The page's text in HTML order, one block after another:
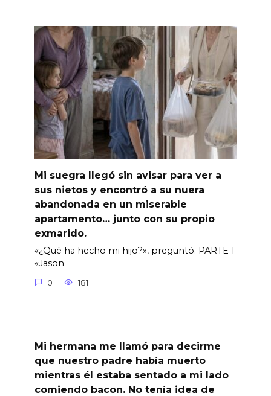
Mi suegra llegó sin avisar para ver a
sus nietos y encontró a su nuera
abandonada en un miserable
apartamento… junto con su propio
exmarido.
«¿Qué ha hecho mi hijo?», preguntó. PARTE 1
«Jason
0 181
Mi hermana me llamó para decirme
que nuestro padre había muerto
mientras él estaba sentado a mi lado
comiendo bacon. No tenía idea de